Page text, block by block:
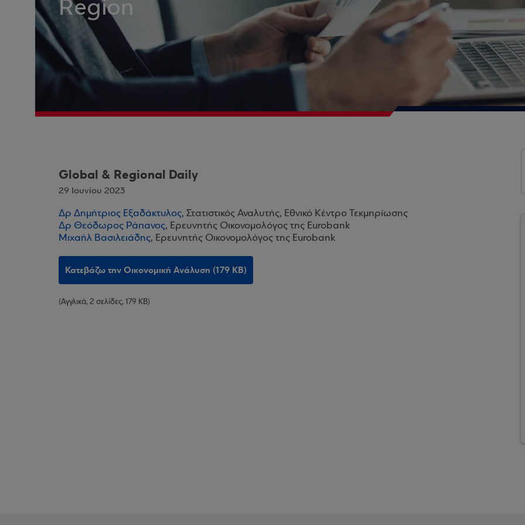
Region
Global & Regional Daily
29 Ιουνίου 2023
Δρ Δημήτριος Εξαδάκτυλος, Στατιστικός Αναλυτής, Εθνικό Κέντρο Τεκμηρίωσης
Δρ Θεόδωρος Ράπανος, Ερευνητής Οικονομολόγος της Eurobank
Μιχαήλ Βασιλειάδης, Ερευνητής Οικονομολόγος της Eurobank
Κατεβάζω την Οικονομική Ανάλυση (179 KB)
(Αγγλικά, 2 σελίδες, 179 KB)